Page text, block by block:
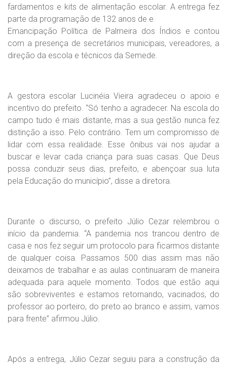
fardamentos e kits de alimentação escolar. A entrega fez
parte da programação de 132 anos de e
Emancipação Política de Palmeira dos Índios e contou
com a presença de secretários municipais, vereadores, a
direção da escola e técnicos da Semede.
A gestora escolar Lucinéia Vieira agradeceu o apoio e
incentivo do prefeito. “Só tenho a agradecer. Na escola do
campo tudo é mais distante, mas a sua gestão nunca fez
distinção a isso. Pelo contrário. Tem um compromisso de
lidar com essa realidade. Esse ônibus vai nos ajudar a
buscar e levar cada criança para suas casas. Que Deus
possa conduzir seus dias, prefeito, e abençoar sua luta
pela Educação do município”, disse a diretora.
Durante o discurso, o prefeito Júlio Cezar relembrou o
início da pandemia. “A pandemia nos trancou dentro de
casa e nos fez seguir um protocolo para ficarmos distante
de qualquer coisa. Passamos 500 dias assim mas não
deixamos de trabalhar e as aulas continuaram de maneira
adequada para aquele momento. Todos que estão aqui
são sobreviventes e estamos retornando, vacinados, do
professor ao porteiro, do preto ao branco e assim, vamos
para frente” afirmou Júlio.
Após a entrega, Júlio Cezar seguiu para a construção da